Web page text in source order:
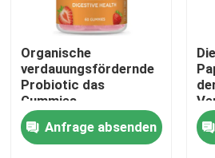
Qualitätskontrolle
Treten Sie mit uns in
Fordern Sie ein Zitat
Organische
verdauungsfördernde
Probiotic das
Gummies-
Ergänzungen der
Frauen für Brust-
Verbesserung
Anfrage absenden